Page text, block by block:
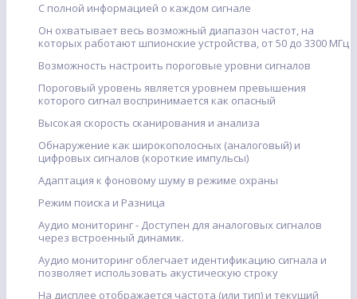
С полной информацией о каждом сигнале
Он охватывает весь возможный диапазон частот, на
которых работают шпионские устройства, от 50 до 3300 МГц
Возможность настроить пороговые уровни сигналов
Пороговый уровень является уровнем превышения
которого сигнал воспринимается как опасный
Высокая скорость сканирования и анализа
Обнаружение как широкополосных (аналоговый) и
цифровых сигналов (короткие импульсы)
Адаптация к фоновому шуму в режиме охраны
Режим поиска и Разница
Аудио мониторинг - Доступен для аналоговых сигналов
через встроенный динамик.
Аудио мониторинг облегчает идентификацию сигнала и
позволяет использовать акустическую строку
На дисплее отображается частота (или тип) и текущий